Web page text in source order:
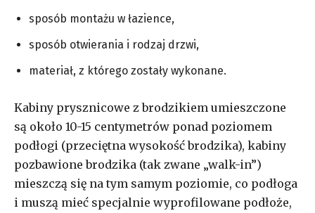
sposób montażu w łazience,
sposób otwierania i rodzaj drzwi,
materiał, z którego zostały wykonane.
Kabiny prysznicowe z brodzikiem umieszczone
są około 10-15 centymetrów ponad poziomem
podłogi (przeciętna wysokość brodzika), kabiny
pozbawione brodzika (tak zwane „walk-in”)
mieszczą się na tym samym poziomie, co podłoga
i muszą mieć specjalnie wyprofilowane podłoże,